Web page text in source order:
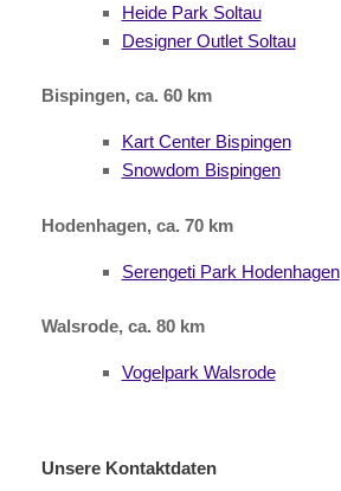
Heide Park Soltau
Designer Outlet Soltau
Bispingen, ca. 60 km
Kart Center Bispingen
Snowdom Bispingen
Hodenhagen, ca. 70 km
Serengeti Park Hodenhagen
Walsrode, ca. 80 km
Vogelpark Walsrode
Unsere Kontaktdaten